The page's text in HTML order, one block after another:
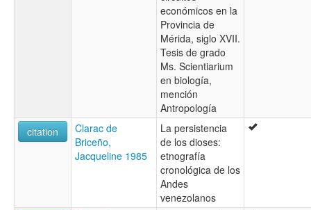
económicos en la
Provincia de
Mérida, siglo XVII.
Tesis de grado
Ms. Scientiarium
en biología,
mención
Antropología
citation
Clarac de
Briceño,
Jacqueline 1985
La persistencia
de los dioses:
etnografía
cronológica de los
Andes
venezolanos